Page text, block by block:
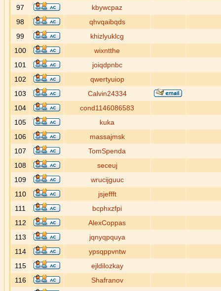
97
kbywcpaz
98
qhvqaibqds
99
khizlyuklcg
100
wixntthe
101
joiqdpnbc
102
qwertyuiop
103
Calvin24334
104
cond1146086583
105
kuka
106
massajmsk
107
TomSpenda
108
seceuj
109
wrucijguuc
110
jsjeffft
111
bcphxzfpi
112
AlexCoppas
113
jqnyqpquya
114
ypsqppvntw
115
ejldilozkay
116
Shafranov